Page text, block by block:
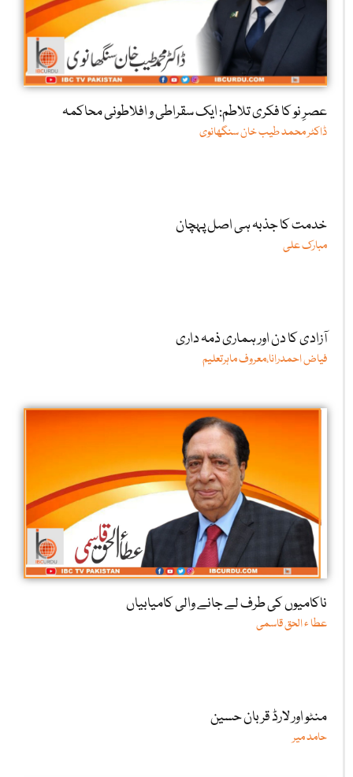
عصرِ نو کا فکری تلاطم: ایک سقراطی و افلاطونی محاکمہ
ڈاکٹر محمد طیب خان سنگھانوی
خدمت کا جذبہ ہی اصل پہچان
مبارک علی
آزادی کا دن اور ہماری ذمہ داری
فیاض احمدرانا،معروف ماہرتعلیم
ناکامیوں کی طرف لے جانے والی کامیابیاں
عطا ء الحق قاسمی
منٹو اور لارڈ قربان حسین
حامد میر